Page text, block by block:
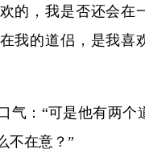
的，我是否还会在
我的道侣，是我喜
气：“可是他有两个
不在意？”